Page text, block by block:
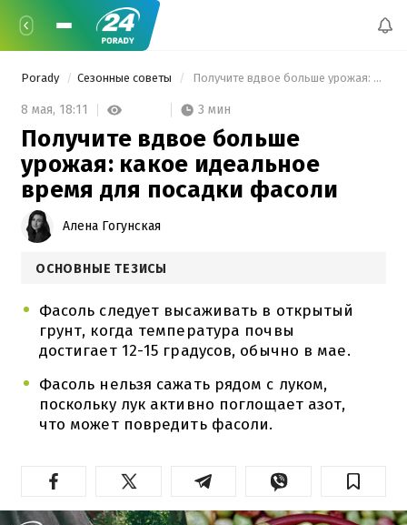
Porady Сезонные советы Получите вдвое больше урожая: какое идеальное время для посадки фасоли
8 мая, 18:11 3 мин
Получите вдвое больше
урожая: какое идеальное
время для посадки фасоли
Алена Гогунская
ОСНОВНЫЕ ТЕЗИСЫ
Фасоль следует высаживать в открытый
грунт, когда температура почвы
достигает 12-15 градусов, обычно в мае.
Фасоль нельзя сажать рядом с луком,
поскольку лук активно поглощает азот,
что может повредить фасоли.